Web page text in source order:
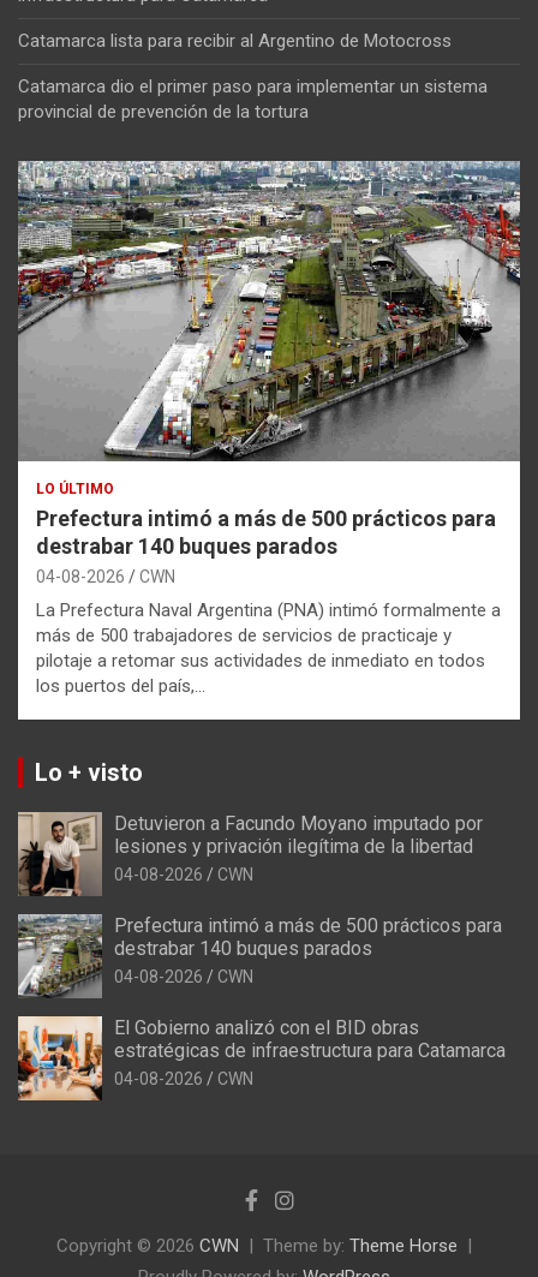
Catamarca lista para recibir al Argentino de Motocross
Catamarca dio el primer paso para implementar un sistema
provincial de prevención de la tortura
LO ÚLTIMO
Prefectura intimó a más de 500 prácticos para
destrabar 140 buques parados
04-08-2026 CWN
La Prefectura Naval Argentina (PNA) intimó formalmente a
más de 500 trabajadores de servicios de practicaje y
pilotaje a retomar sus actividades de inmediato en todos
los puertos del país,…
Lo + visto
Detuvieron a Facundo Moyano imputado por
lesiones y privación ilegítima de la libertad
04-08-2026 CWN
Prefectura intimó a más de 500 prácticos para
destrabar 140 buques parados
04-08-2026 CWN
El Gobierno analizó con el BID obras
estratégicas de infraestructura para Catamarca
04-08-2026 CWN
Copyright © 2026 CWN Theme by: Theme Horse